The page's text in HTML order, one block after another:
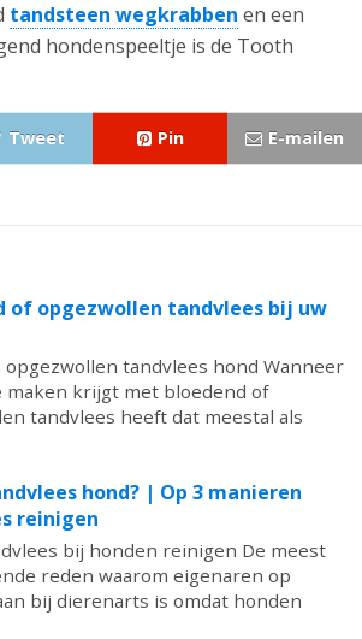
tandsteen wegkrabben en een
hondenspeeltje is de Tooth
Tweet Pin E-mailen
of opgezwollen tandvlees bij uw
opgezwollen tandvlees hond Wanneer
maken krijgt met bloedend of
tandvlees heeft dat meestal als
hond? | Op 3 manieren
reinigen
bij honden reinigen De meest
reden waarom eigenaren op
bij dierenarts is omdat honden